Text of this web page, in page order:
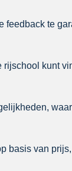
feedback te
kunt
basis van